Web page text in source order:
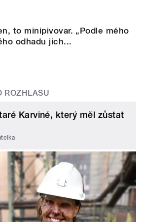
to minipivovar. „Podle mého
odhadu jich...
ROZHLASU
Karviné, který měl zůstat